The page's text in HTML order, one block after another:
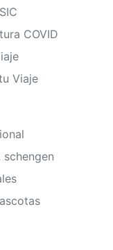
COVID
Viaje
schengen